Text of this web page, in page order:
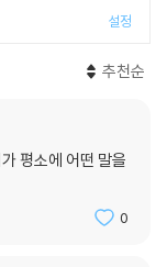
사랑을 받고 있는 인기
활동에 재미를 더하는
다.
설정
추천순
평소에 어떤 말을
0